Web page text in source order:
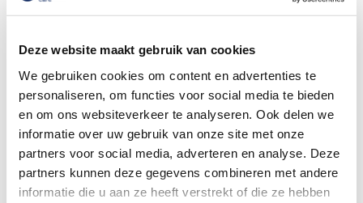
Deze website maakt gebruik van cookies
We gebruiken cookies om content en advertenties te
personaliseren, om functies voor social media te bieden
en om ons websiteverkeer te analyseren. Ook delen we
informatie over uw gebruik van onze site met onze
partners voor social media, adverteren en analyse. Deze
partners kunnen deze gegevens combineren met andere
informatie die u aan ze heeft verstrekt of die ze hebben
Wat kan ik doen als mijn zorgverzekeraar de sportprothese
Wordt mijn sportprothese vergoed uit de basisverzekering?
Wordt mijn sportprothese vergoed vanuit een aanvullende
verzekering?
Betaal ik een eigen risico?